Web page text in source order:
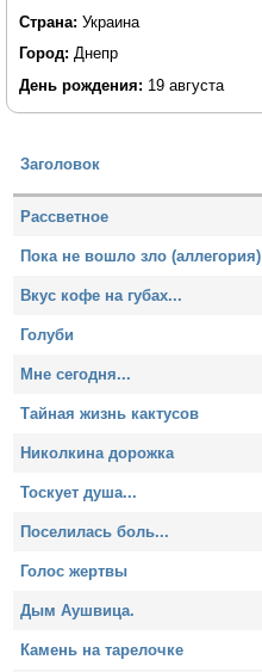
Страна: Украина
Город: Днепр
День рождения: 19 августа
Заголовок
Рассветное
Пока не вошло зло (аллегория)
Вкус кофе на губах...
Голуби
Мне сегодня...
Тайная жизнь кактусов
Николкина дорожка
Тоскует душа...
Поселилась боль...
Голос жертвы
Дым Аушвица.
Камень на тарелочке